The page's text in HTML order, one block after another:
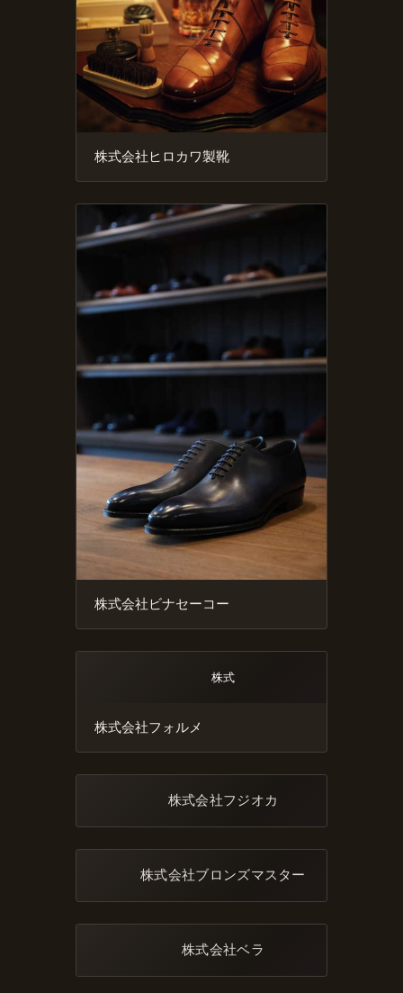
株式会社ヒロカワ製靴
株式会社ビナセーコー
株式
株式会社フォルメ
株式会社フジオカ
株式会社ブロンズマスター
株式会社ベラ